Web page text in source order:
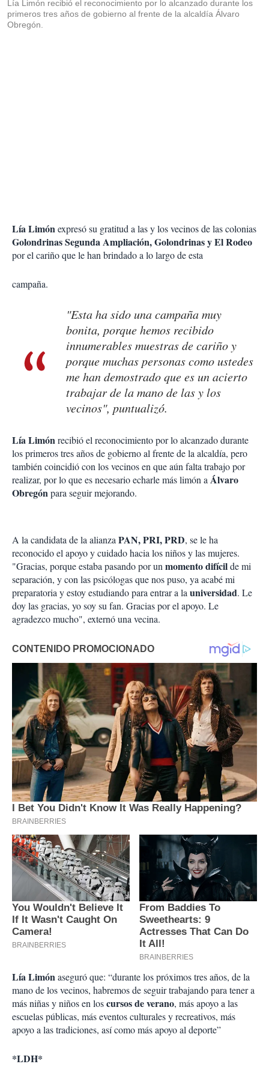
Lía Limón recibió el reconocimiento por lo alcanzado durante los
primeros tres años de gobierno al frente de la alcaldía Álvaro
Obregón.
Lía Limónexpresó su gratitud a las y los vecinos de las colonias
Golondrinas Segunda Ampliación, Golondrinas y El Rodeo
por el cariño que le han brindado a lo largo de esta
campaña.
"Esta ha sido una campaña muy
bonita, porque hemos recibido
innumerables muestras de cariño y
porque muchas personas como ustedes
me han demostrado que es un acierto
trabajar de la mano de las y los
vecinos", puntualizó.
Lía Limónrecibió el reconocimiento por lo alcanzado durante
los primeros tres años de gobierno al frente de la alcaldía, pero
también coincidió con los vecinos en que aún falta trabajo por
realizar, por lo que es necesario echarle más limón aÁlvaro
Obregónpara seguir mejorando.
A la candidata de la alianzaPAN, PRI, PRD, se le ha
reconocido el apoyo y cuidado hacia los niños y las mujeres.
"Gracias, porque estaba pasando por unmomentodifícilde mi
separación, y con las psicólogas que nos puso, ya acabé mi
preparatoria y estoy estudiando para entrar a launiversidad. Le
doy las gracias, yo soy su fan. Gracias por el apoyo. Le
agradezco mucho", externó una vecina.
Lía Limónaseguró que: “durante los próximos tres años, de la
mano de los vecinos, habremos de seguir trabajando para tener a
más niñas y niños en loscursos de verano, más apoyo a las
escuelas públicas, más eventos culturales y recreativos, más
apoyo a las tradiciones, así como más apoyo al deporte”
*LDH*